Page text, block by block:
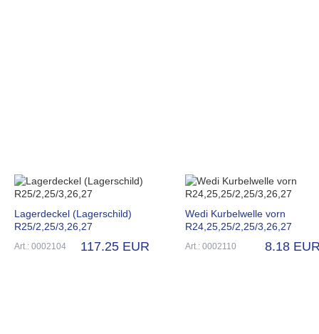
Lagerdeckel (Lagerschild)
R25/2,25/3,26,27
Art.: 0002104 117.25 EUR
Wedi Kurbelwelle vorn
R24,25,25/2,25/3,26,27
Art.: 0002110 8.18